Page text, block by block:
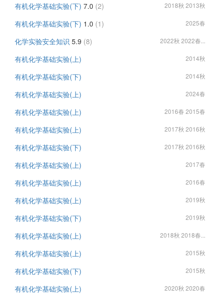
有机化学基础实验(下) 7.0 (2) 2018秋 2013秋
有机化学基础实验(下) 1.0 (1) 2025春
化学实验安全知识 5.9 (8) 2022秋 2022春...
有机化学基础实验(上) 2014秋
有机化学基础实验(下) 2014秋
有机化学基础实验(上) 2024春
有机化学基础实验(上) 2016春 2015春
有机化学基础实验(上) 2017秋 2016秋
有机化学基础实验(下) 2017秋 2016秋
有机化学基础实验(上) 2017春
有机化学基础实验(上) 2016春
有机化学基础实验(上) 2019秋
有机化学基础实验(下) 2019秋
有机化学基础实验(上) 2018秋 2018春...
有机化学基础实验(上) 2015秋
有机化学基础实验(下) 2015秋
有机化学基础实验(上) 2020秋 2020春